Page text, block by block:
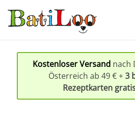
Kostenloser Versand nach
Österreich ab 49 € +3
Rezeptkarten